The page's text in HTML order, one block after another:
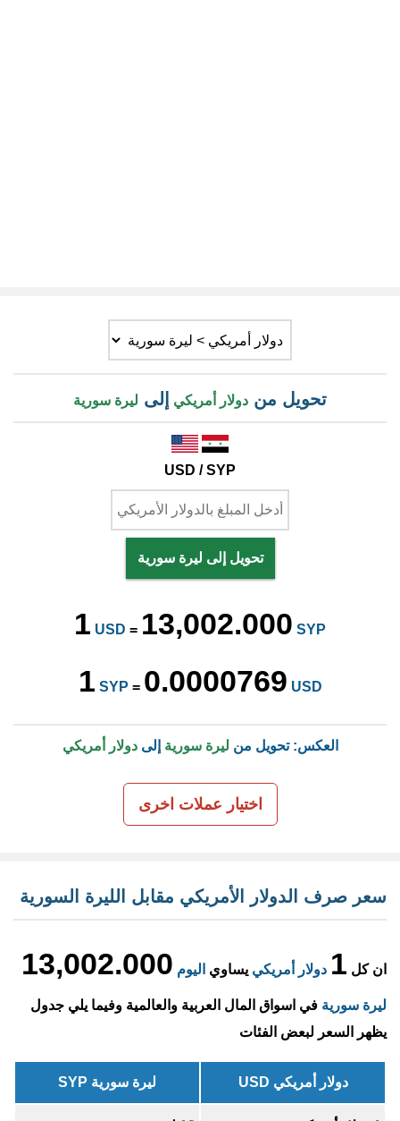
تحويل من دولار أمريكي إلى ليرة سورية
USD / SYP
تحويل إلى ليرة سورية
1 USD = 13,002.000 SYP
1 SYP = 0.0000769 USD
العكس: تحويل من ليرة سورية إلىدولار أمريكي
اختيار عملات اخرى
سعر صرف الدولار الأمريكي مقابل الليرة السورية
ان كل 1 دولار أمريكي يساوي اليوم 13,002.000
ليرة سورية في اسواق المال العربية والعالمية وفيما يلي جدول
يظهر السعر لبعض الفئات
دولار أمريكي USD ليرة سورية SYP